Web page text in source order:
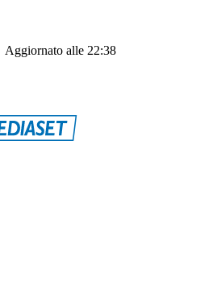
Aggiornato alle 22:38